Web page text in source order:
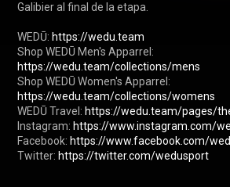
Galibier al final de la etapa.
WEDŪ: https://wedu.team
Shop WEDŪ Men's Apparrel:
https://wedu.team/collections/mens
Shop WEDŪ Women's Apparrel:
https://wedu.team/collections/womens
WEDŪ Travel: https://wedu.team/pages/
Instagram: https://www.instagram.com/
Facebook: https://www.facebook.com/
Twitter: https://twitter.com/wedusport